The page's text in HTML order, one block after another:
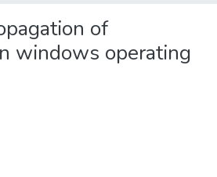
of
windows operating